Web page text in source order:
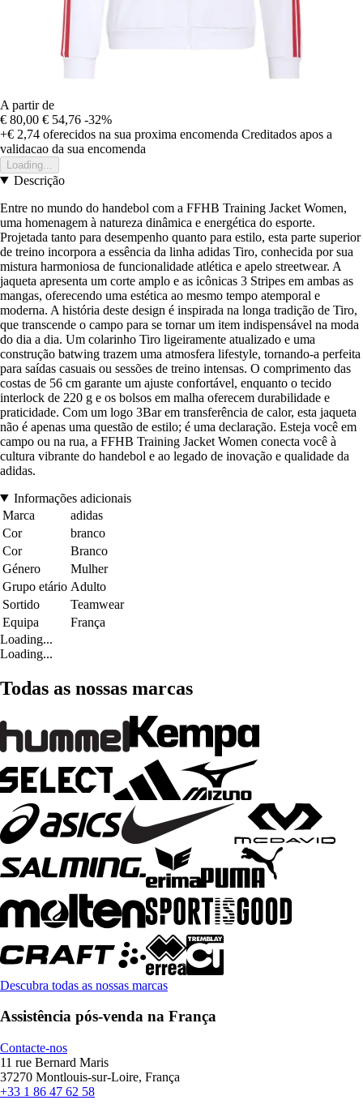
A partir de
€ 80,00 € 54,76 -32%
+€ 2,74 oferecidos na sua proxima encomenda Creditados apos a
validacao da sua encomenda
Loading...
Descrição
Entre no mundo do handebol com a FFHB Training Jacket Women,
uma homenagem à natureza dinâmica e energética do esporte.
Projetada tanto para desempenho quanto para estilo, esta parte superior
de treino incorpora a essência da linha adidas Tiro, conhecida por sua
mistura harmoniosa de funcionalidade atlética e apelo streetwear. A
jaqueta apresenta um corte amplo e as icônicas 3 Stripes em ambas as
mangas, oferecendo uma estética ao mesmo tempo atemporal e
moderna. A história deste design é inspirada na longa tradição de Tiro,
que transcende o campo para se tornar um item indispensável na moda
do dia a dia. Um colarinho Tiro ligeiramente atualizado e uma
construção batwing trazem uma atmosfera lifestyle, tornando-a perfeita
para saídas casuais ou sessões de treino intensas. O comprimento das
costas de 56 cm garante um ajuste confortável, enquanto o tecido
interlock de 220 g e os bolsos em malha oferecem durabilidade e
praticidade. Com um logo 3Bar em transferência de calor, esta jaqueta
não é apenas uma questão de estilo; é uma declaração. Esteja você em
campo ou na rua, a FFHB Training Jacket Women conecta você à
cultura vibrante do handebol e ao legado de inovação e qualidade da
adidas.
Informações adicionais
Marca
adidas
Cor
branco
Cor
Branco
Género
Mulher
Grupo etário Adulto
Sortido
Teamwear
Equipa
França
Loading...
Loading...
Todas as nossas marcas
Descubra todas as nossas marcas
Assistência pós-venda na França
Contacte-nos
11 rue Bernard Maris
37270 Montlouis-sur-Loire, França
+33 1 86 47 62 58